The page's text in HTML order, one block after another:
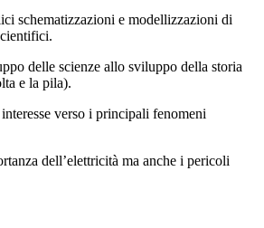
schematizzazioni e modellizzazioni di
delle scienze allo sviluppo della storia
e la pila).
verso i principali fenomeni
dell’elettricità ma anche i pericoli